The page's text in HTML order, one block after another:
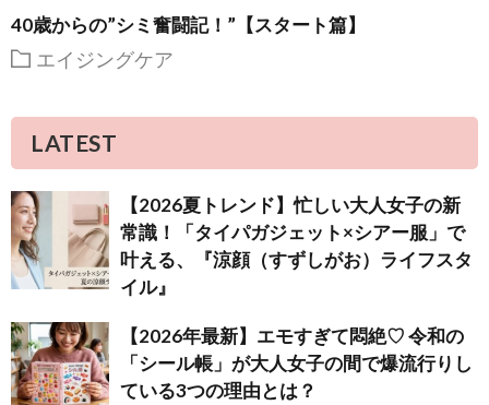
40歳からの”シミ奮闘記！”【スタート篇】
エイジングケア
LATEST
【2026夏トレンド】忙しい大人女子の新
常識！「タイパガジェット×シアー服」で
叶える、『涼顔（すずしがお）ライフスタ
イル』
【2026年最新】エモすぎて悶絶♡ 令和の
「シール帳」が大人女子の間で爆流行りし
ている3つの理由とは？